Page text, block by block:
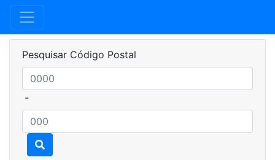
Pesquisar Código Postal
-